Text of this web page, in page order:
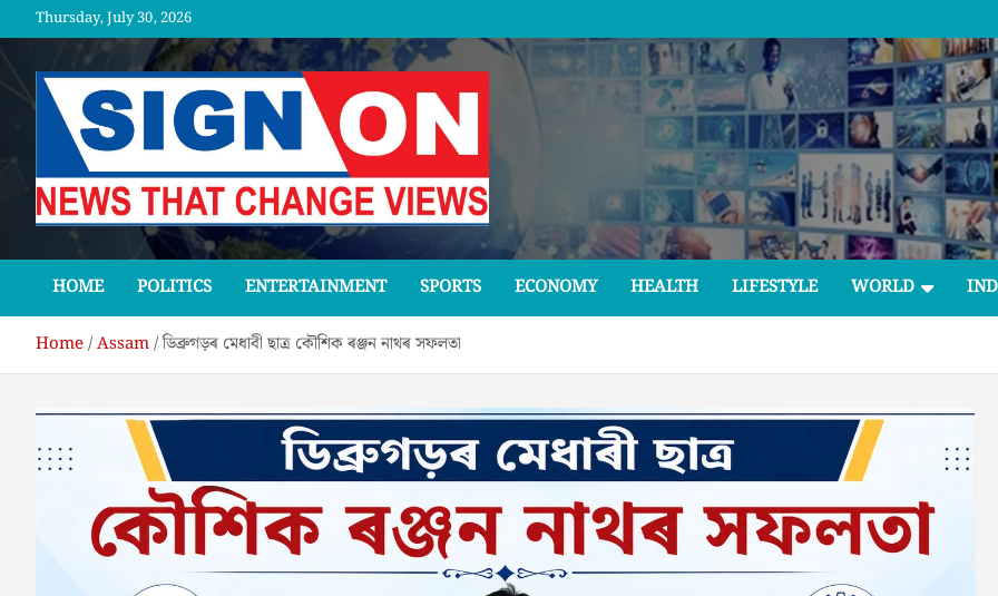
to
Thursday, July 30, 2026
SGNON
HOME POLITICS ENTERTAINMENT SPORTS ECONOMY HEALTH LIFESTYLE WORLD
Home Assam ডিব্ৰুগড়ৰ মেধাবী ছাত্ৰ কৌশিক ৰঞ্জন নাথৰ সফলতা